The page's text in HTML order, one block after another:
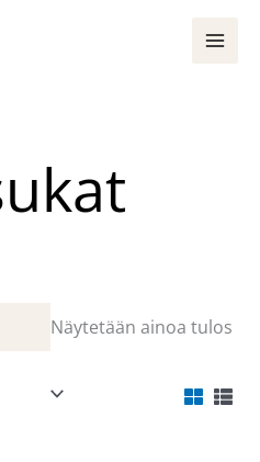
Näytetään ainoa tulos